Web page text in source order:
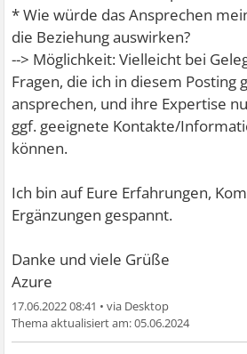
* Wie würde das Ansprechen
die Beziehung auswirken?
--> Möglichkeit: Vielleicht bei
Fragen, die ich in diesem Posting
ansprechen, und ihre Expertise
ggf. geeignete Kontakte/
können.
Ich bin auf Eure Erfahrungen,
Ergänzungen gespannt.
Danke und viele Grüße
Azure
17.06.2022 08:41 •
05.06.2024